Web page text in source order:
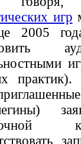
игр
2005